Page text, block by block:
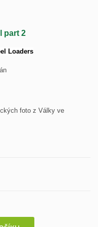
part 2
Loaders
foto z Války ve